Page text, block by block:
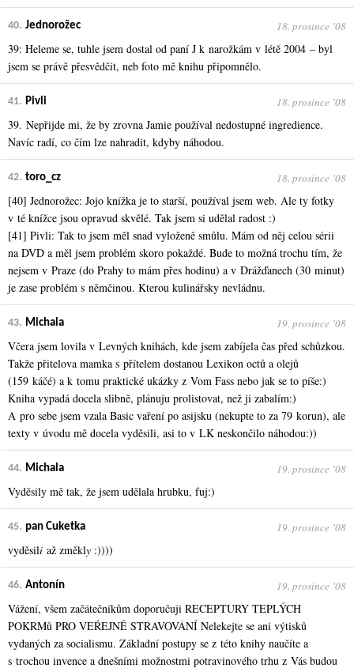
40. Jednorožec 18. prosince ʼ08
39: Heleme se, tuhle jsem dostal od paní J k narožkám v létě 2004 – byl
jsem se právě přesvědčit, neb foto mě knihu připomnělo.
41. Pivli 18. prosince ʼ08
39. Nepřijde mi, že by zrovna Jamie používal nedostupné ingredience.
Navíc radí, co čím lze nahradit, kdyby náhodou.
42. toro_cz 18. prosince ʼ08
[40] Jednorožec: Jojo knížka je to starší, používal jsem web. Ale ty fotky
v té knížce jsou opravud skvělé. Tak jsem si udělal radost :)
[41] Pivli: Tak to jsem měl snad vyloženě smůlu. Mám od něj celou sérii
na DVD a měl jsem problém skoro pokaždé. Bude to možná trochu tím, že
nejsem v Praze (do Prahy to mám přes hodinu) a v Drážďanech (30 minut)
je zase problém s němčinou. Kterou kulinářsky nevládnu.
43. Michala 19. prosince ʼ08
Včera jsem lovila v Levných knihách, kde jsem zabíjela čas před schůzkou.
Takže přitelova mamka s přítelem dostanou Lexikon octů a olejů
(159 káčé) a k tomu praktické ukázky z Vom Fass nebo jak se to píše:)
Kniha vypadá docela slibně, plánuju prolistovat, než ji zabalím:)
A pro sebe jsem vzala Basic vaření po asijsku (nekupte to za 79 korun), ale
texty v úvodu mě docela vyděsili, asi to v LK neskončilo náhodou:))
44. Michala 19. prosince ʼ08
Vyděsily mě tak, že jsem udělala hrubku, fuj:)
45. pan Cuketka 19. prosince ʼ08
vyděsili až změkly :))))
46. Antonín 19. prosince ʼ08
Vážení, všem začátečníkům doporučuji RECEPTURY TEPLÝCH
POKRMů PRO VEŔEJNÉ STRAVOVÁNÍ Nelekejte se ani výtisků
vydaných za socialismu. Základní postupy se z této knihy naučíte a
s trochou invence a dnešními možnostmi potravinového trhu z Vás budou